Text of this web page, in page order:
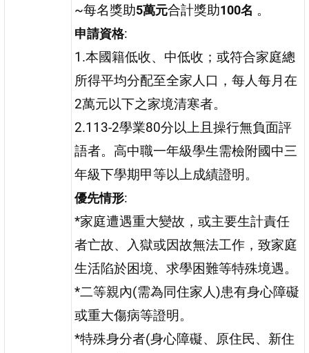
~每名獎助5萬元合計獎助100名 。
申請資格:
1.本國籍低收、中低收；或符合家庭總
所得平均分配至全家人口，每人每月在
2萬元以下之家境清寒者。
2.113-2學業80分以上且操行無負面評
語者。高中職一年級學生需檢附國中三
年級下學期甲等以上成績證明。
優先情形:
*家庭遭遇重大變故，或主要生計責任
者亡故、入獄或因故無法工作，致家庭
生活陷於困境、求學困難等特殊境遇。
*二等親內(需為同住家人)患有身心障礙
或重大傷病等證明。
*特殊身分者(身心障礙、原住民、新住